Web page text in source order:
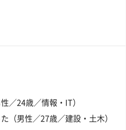
／24歳／情報・IT）
（男性／27歳／建設・土木）